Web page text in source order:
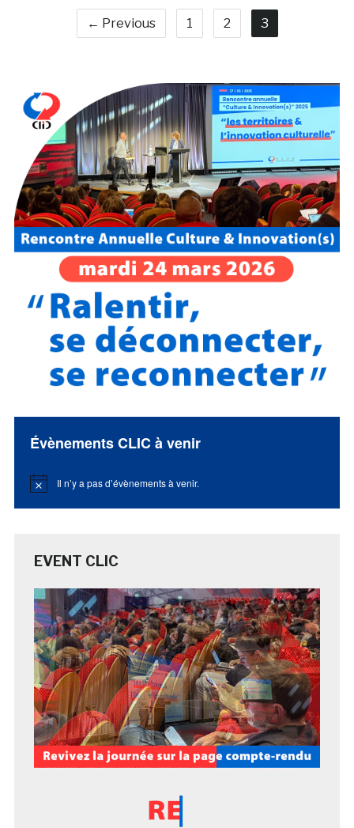
← Previous 1 2 3
Évènements CLIC à venir
Notice Il n’y a pas d’évènements à venir.
EVENT CLIC